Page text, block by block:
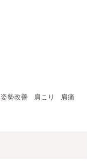
姿勢改善 肩こり
肩痛